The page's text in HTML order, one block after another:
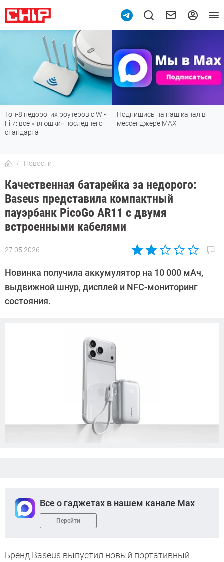
Топ-8 недорогих роутеров с Wi-
Fi 7: все «плюшки» последнего
стандарта
Подпишись на наш канал в
мессенджере МАХ
Новости
Качественная батарейка за недорого:
Baseus представила компактный
пауэрбанк PicoGo AR11 с двумя
встроенными кабелями
27.05.2026
Автор:
Довлатова
Новинка получила аккумулятор на 10 000 мАч,
выдвижной шнур, дисплей и NFC-мониторинг
состояния.
Все о гаджетах в нашем канале Max
Перейти
Бренд Baseus выпустил новый портативный